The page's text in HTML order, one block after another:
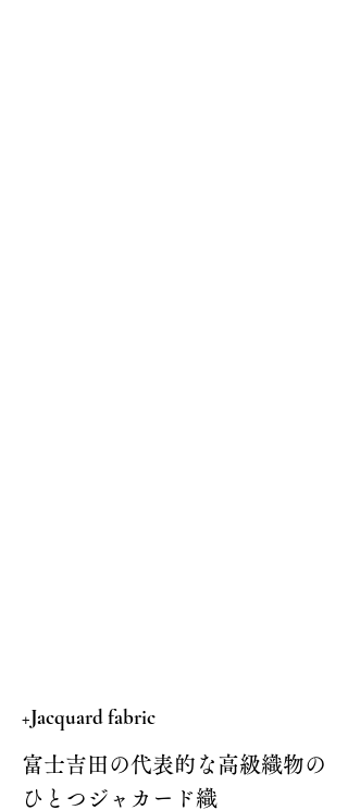
+Jacquard fabric
富士吉田の代表的な高級織物の
ひとつジャカード織